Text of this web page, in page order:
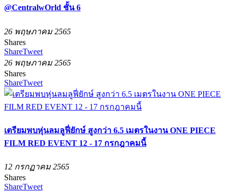
@CentralwOrld ชั้น 6
26 พฤษภาคม 2565
Shares
ShareTweet
26 พฤษภาคม 2565
Shares
ShareTweet
เตรียมพบหุ่นลมลูฟี่ยักษ์ สูงกว่า 6.5 เมตรในงาน ONE PIECE
FILM RED EVENT 12 - 17 กรกฎาคมนี้
12 กรกฏาคม 2565
Shares
ShareTweet